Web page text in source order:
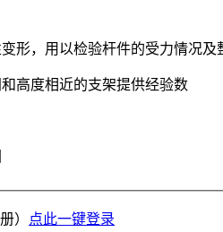
形，用以检验杆件的受力情况
高度相近的支架提供经验数
）
点此一键登录